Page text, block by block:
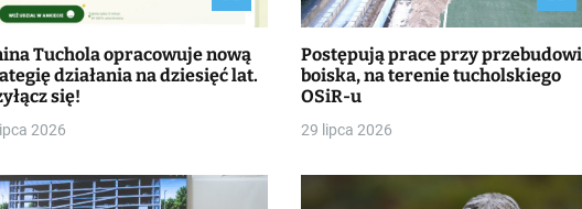
Tuchola opracowuje nową
działania na dziesięć lat.
się!
2026
Postępują prace przy
boiska, na terenie tucholskiego
OSiR-u
29 lipca 2026